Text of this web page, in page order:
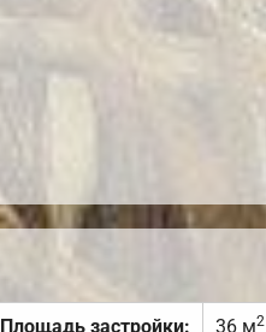
Площадь застройки: 36 м2